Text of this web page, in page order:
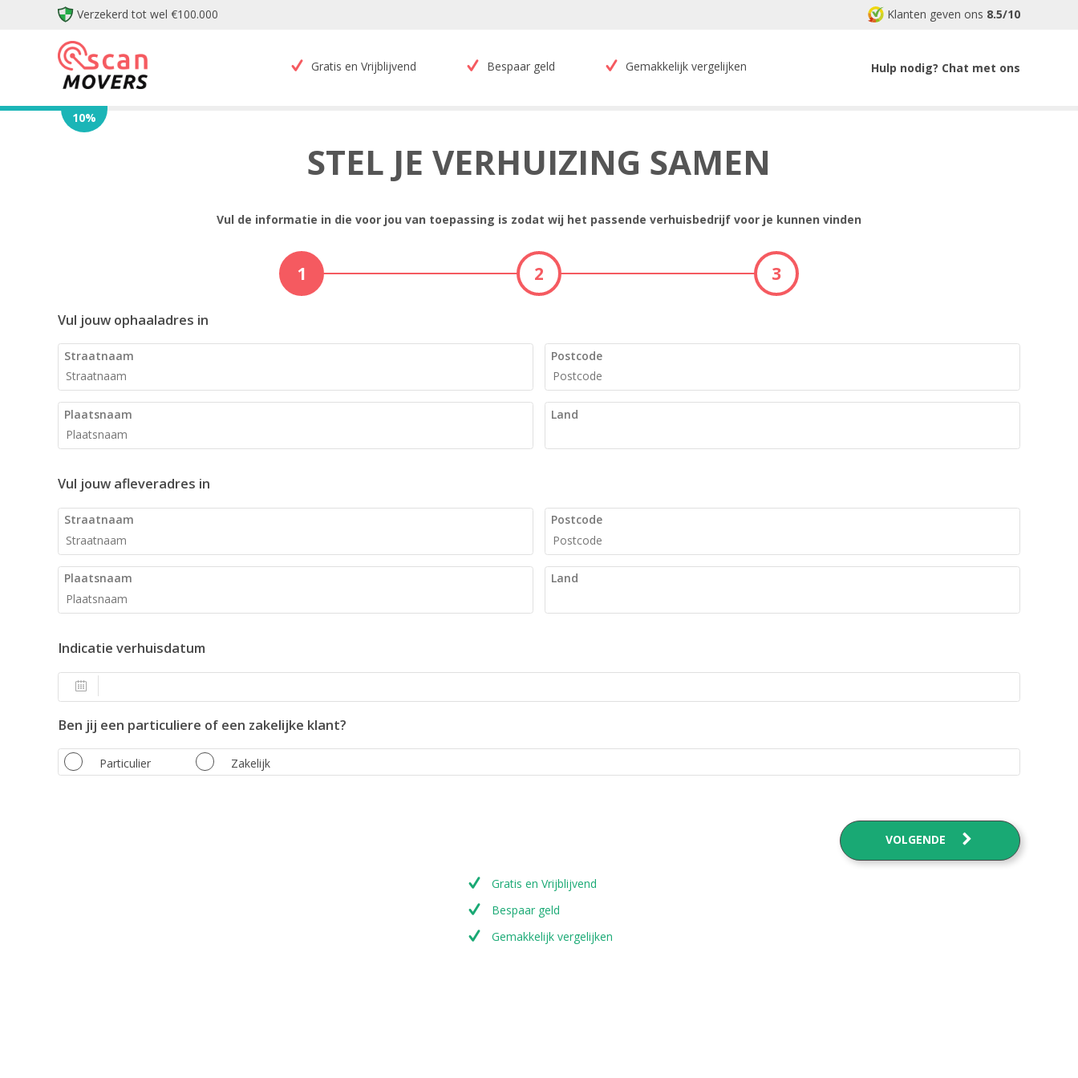
Verzekerd tot wel €100.000 Klanten geven ons 8.5/10
Gratis en Vrijblijvend Bespaar geld Gemakkelijk vergelijken Hulp nodig? Chat met ons
10%
STEL JE VERHUIZING SAMEN
Vul de informatie in die voor jou van toepassing is zodat wij het passende verhuisbedrijf voor je kunnen vinden
1 2 3
Vul jouw ophaaladres in
Straatnaam Postcode
Plaatsnaam Land
Vul jouw afleveradres in
Straatnaam Postcode
Plaatsnaam Land
Indicatie verhuisdatum
Ben jij een particuliere of een zakelijke klant?
Particulier Zakelijk
VOLGENDE
Gratis en Vrijblijvend
Bespaar geld
Gemakkelijk vergelijken